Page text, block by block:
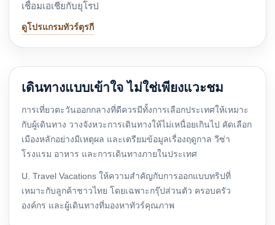
เชื่อมเอเชียกับยุโรป
ดูโปรแกรมทัวร์ตุรกี
เดินทางแบบเข้าใจ ไม่ใช่เพียงแวะชม
การเที่ยวตะวันออกกลางที่ดีควรมีทั้งการเลือกประเทศให้เหมาะ
กับผู้เดินทาง วางจังหวะการเดินทางให้ไม่เหนื่อยเกินไป คัดเลือก
เมืองหลักอย่างมีเหตุผล และเตรียมข้อมูลเรื่องฤดูกาล วีซ่า
โรงแรม อาหาร และการเดินทางภายในประเทศ
U. Travel Vacations ให้ความสำคัญกับการออกแบบทริปที่
เหมาะกับลูกค้าชาวไทย โดยเฉพาะกรุ๊ปส่วนตัว ครอบครัว
องค์กร และผู้เดินทางที่มองหาทัวร์คุณภาพ